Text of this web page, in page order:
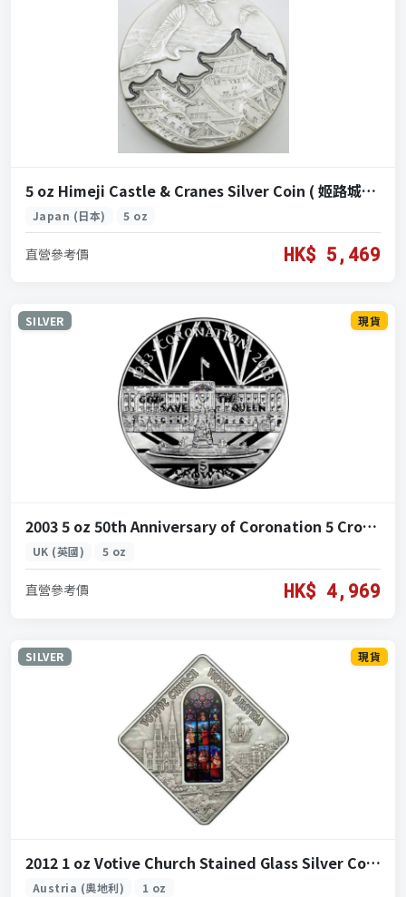
5 oz Himeji Castle & Cranes Silver Coin ( 姬路城仙鶴 5盎司 銀幣)
Japan (日本) 5 oz
直營參考價 HK$ 5,469
SILVER 現貨
2003 5 oz 50th Anniversary of Coronation 5 Crowns Silver Coin (2003 女王加冕50週年 5皇冠 5盎司 銀幣)
UK (英國) 5 oz
直營參考價 HK$ 4,969
SILVER 現貨
2012 1 oz Votive Church Stained Glass Silver Coin (2012 維也納感恩教堂 彩繪玻璃銀幣 1盎司)
Austria (奧地利) 1 oz